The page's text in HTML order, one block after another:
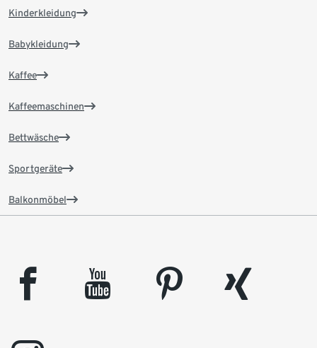
Kinderkleidung
Babykleidung
Kaffee
Kaffeemaschinen
Bettwäsche
Sportgeräte
Balkonmöbel
facebook youtube pinterest
xing